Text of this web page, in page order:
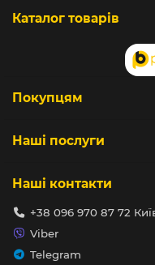
Каталог товарів
Покупцям
Наші послуги
Наші контакти
+38 096 970 87 72
Viber
Telegram